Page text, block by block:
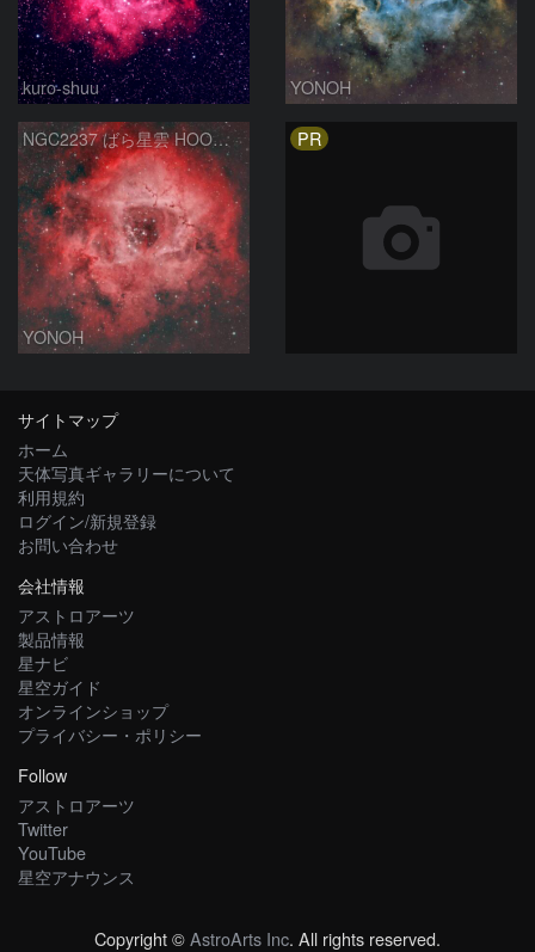
kuro-shuu YONOH
NGC2237 ばら星雲 HOO合成
YONOH
PR
サイトマップ
ホーム
天体写真ギャラリーについて
利用規約
ログイン/新規登録
お問い合わせ
会社情報
アストロアーツ
製品情報
星ナビ
星空ガイド
オンラインショップ
プライバシー・ポリシー
Follow
アストロアーツ
Twitter
YouTube
星空アナウンス
Copyright ©AstroArts Inc. All rights reserved.